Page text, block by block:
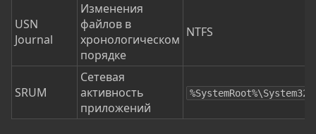
USN
Journal
Изменения
файлов в
хронологическом
порядке
NTFS
SRUM
Сетевая
активность
приложений